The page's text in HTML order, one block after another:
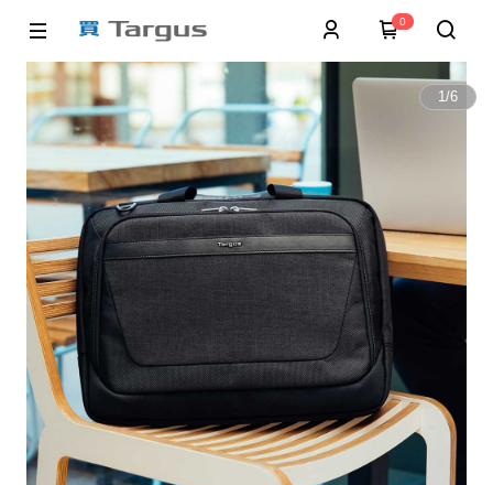
0
1/6